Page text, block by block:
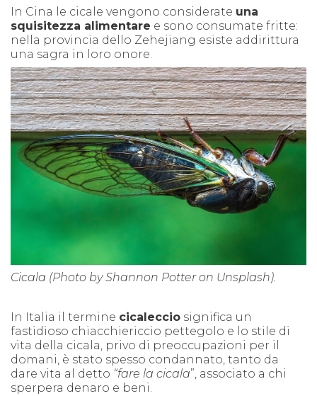
In Cina
le cicale vengono considerate una
squisitezza alimentare e sono consumate fritte:
nella provincia dello Zehejiang esiste addirittura
una sagra in loro onore.
Cicala (Photo by Shannon Potter on Unsplash).
In Italia il termine cicaleccio significa un
fastidioso chiacchiericcio pettegolo e lo stile di
vita della cicala, privo di preoccupazioni per il
domani, è stato spesso condannato, tanto da
dare vita al detto “fare la cicala”, associato a chi
sperpera denaro e beni.